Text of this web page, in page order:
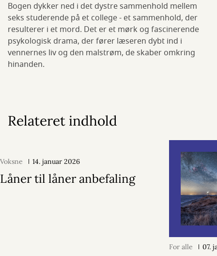
Bogen dykker ned i det dystre sammenhold mellem
seks studerende på et college - et sammenhold, der
resulterer i et mord. Det er et mørk og fascinerende
psykologisk drama, der fører læseren dybt ind i
vennernes liv og den malstrøm, de skaber omkring
hinanden.
Relateret indhold
Voksne 14. januar 2026
Låner til låner anbefaling
For alle 07.